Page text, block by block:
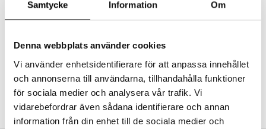
Samtycke Information Om
Denna webbplats använder cookies
Vi använder enhetsidentifierare för att anpassa innehållet
och annonserna till användarna, tillhandahålla funktioner
för sociala medier och analysera vår trafik. Vi
vidarebefordrar även sådana identifierare och annan
information från din enhet till de sociala medier och
Toppnoter: Persika
: Kaffeblomma
Lägsta pris senaste 30 dagarna: 779 kr